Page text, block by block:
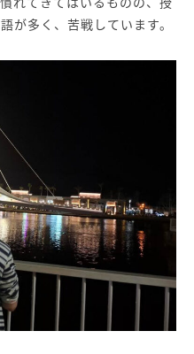
が多く、苦戦しています。